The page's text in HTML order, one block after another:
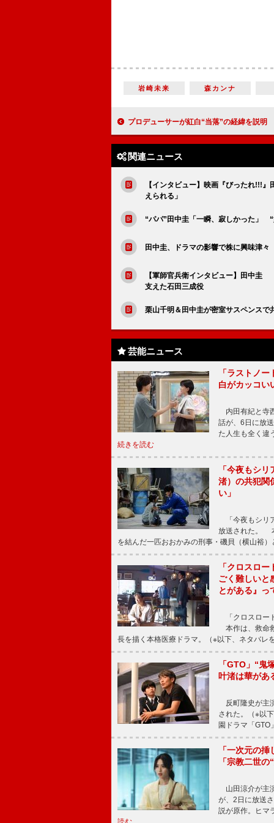
岩崎未来 森カンナ
プロデューサーが紅白“当落”の経緯を説明 総合司会に黒柳徹子、乃木坂
関連ニュース
【インタビュー】映画『びったれ!!!
えられる」
“パパ”田中圭「一瞬、寂しかった」
田中圭、ドラマの影響で株に興味津
【軍師官兵衛インタビュー】田中圭
支えた石田三成役
栗山千明＆田中圭が密室サスペンス
芸能ニュース
「ラストノ
白がカッコい
内田有紀と寺
話が、6日に放
た人生も全く違
続きを読む
「今夜もシ
渚）の共犯関
い」
「今夜もシリ
放送された。
を結んだ一匹おおかみの刑事・磯貝（横山裕
「クロスロ
ごく難しいと
とがある』っ
「クロスロー
本作は、救命
長を描く本格医療ドラマ。（※以下、ネタバ
「GTO」“鬼
叶渚は華があ
反町隆史が主
された。（※以
園ドラマ「
「一次元の
「宗教二世
山田涼介が主
が、2日に放送
説が原作。ヒマ